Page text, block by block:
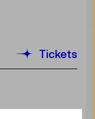
Tickets